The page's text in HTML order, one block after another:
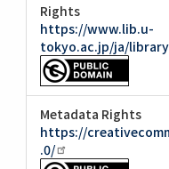
Rights
https://www.lib.u-
tokyo.ac.jp/ja/
Metadata Rights
https://
.0/